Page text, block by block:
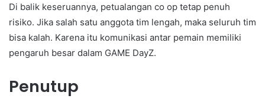
Di balik keseruannya, petualangan co op tetap penuh
risiko. Jika salah satu anggota tim lengah, maka seluruh tim
bisa kalah. Karena itu komunikasi antar pemain memiliki
pengaruh besar dalam GAME DayZ.
Penutup